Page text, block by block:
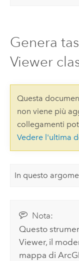
Genera
Viewer
Questa
non viene più
collegamenti
Vedere l'ultima
In questo
Nota:
Questo
Viewer, il
mappa di